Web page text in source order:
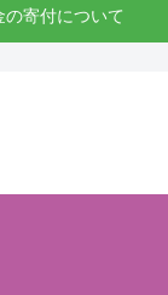
寄付について